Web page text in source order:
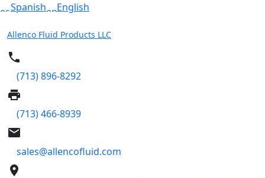
Spanish
English
Allenco Fluid Products LLC
phone
(713) 896-8292
print
(713) 466-8939
email
sales@allencofluid.com
place